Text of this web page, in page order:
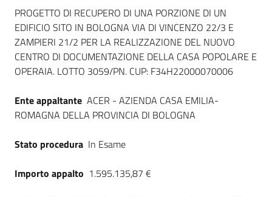
telematiche
English
Seguici
Dati del bando
PROGETTO DI RECUPERO DI UNA PORZIONE DI UN
EDIFICIO SITO IN BOLOGNA VIA DI VINCENZO 22/3 E
ZAMPIERI 21/2 PER LA REALIZZAZIONE DEL NUOVO
CENTRO DI DOCUMENTAZIONE DELLA CASA POPOLARE E
OPERAIA. LOTTO 3059/PN. CUP: F34H22000070006
Ente appaltante ACER - AZIENDA CASA EMILIA-
ROMAGNA DELLA PROVINCIA DI BOLOGNA
Stato procedura In Esame
Importo appalto 1.595.135,87 €